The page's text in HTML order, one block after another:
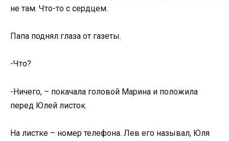
не там. Что-то с сердцем.
Папа поднял глаза от газеты.
-Что?
-Ничего, – покачала головой Марина и положила
перед Юлей листок.
На листке – номер телефона. Лев его называл, Юля